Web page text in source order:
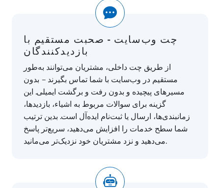
چت وب‌سایت - صحبت مستقیم با
بازدیدکنندگان
از طریق چت داخلی، مشتریان می‌توانند به‌طور
مستقیم در وب‌سایت با شما تماس بگیرند – بدون
مسیرهای پیچیده و بدون رفت و برگشت ایمیلی. این
گزینه برای سوالات مربوط به اشیاء، بازدیدها،
زمانبندی‌ها، ارسال یا ثبت‌نام ایده‌آل است. بدین ترتیب
شما سطح خدمات را افزایش می‌دهید، سریع‌تر پاسخ
می‌دهید و نزد مشتریان خود نزدیک‌تر می‌مانید.